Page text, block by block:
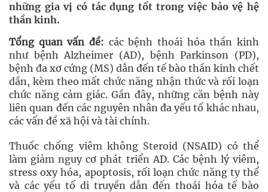
những gia vị có tác dụng tốt trong việc bảo vệ hệ
thần kinh.
Tổng quan vấn đề: các bệnh thoái hóa thần kinh
như bệnh Alzheimer (AD), bệnh Parkinson (PD),
bệnh đa xơ cứng (MS) dẫn đến tế bào thần kinh chết
dần, kèm theo mất chức năng nhận thức và rối loạn
chức năng cảm giác. Gần đây, những căn bệnh này
liên quan đến các nguyên nhân đa yếu tố khác nhau,
các vấn đề xã hội và tài chính.
Thuốc chống viêm không Steroid (NSAID) có thể
làm giảm nguy cơ phát triển AD. Các bệnh lý viêm,
stress oxy hóa, apoptosis, rối loạn chức năng ty thể
và các yếu tố di truyền dẫn đến thoái hóa tế bào